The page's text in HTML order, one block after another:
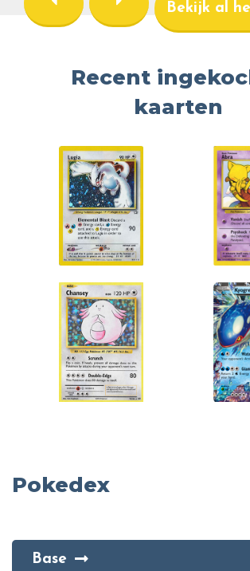
Bekijk al
Recent
kaarten
Pokedex
Base